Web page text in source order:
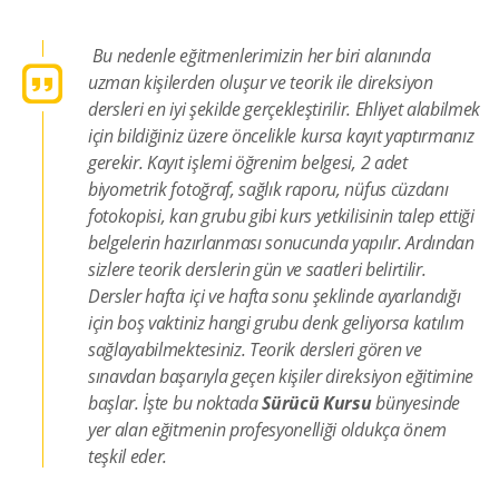
Bu nedenle eğitmenlerimizin her biri alanında
uzman kişilerden oluşur ve teorik ile direksiyon
dersleri en iyi şekilde gerçekleştirilir. Ehliyet alabilmek
için bildiğiniz üzere öncelikle kursa kayıt yaptırmanız
gerekir. Kayıt işlemi öğrenim belgesi, 2 adet
biyometrik fotoğraf, sağlık raporu, nüfus cüzdanı
fotokopisi, kan grubu gibi kurs yetkilisinin talep ettiği
belgelerin hazırlanması sonucunda yapılır. Ardından
sizlere teorik derslerin gün ve saatleri belirtilir.
Dersler hafta içi ve hafta sonu şeklinde ayarlandığı
için boş vaktiniz hangi grubu denk geliyorsa katılım
sağlayabilmektesiniz. Teorik dersleri gören ve
sınavdan başarıyla geçen kişiler direksiyon eğitimine
başlar. İşte bu noktadaSürücü Kursubünyesinde
yer alan eğitmenin profesyonelliği oldukça önem
teşkil eder.